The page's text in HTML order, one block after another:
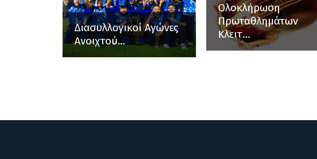
Διασυλλογικοί Αγώνες
Ανοιχτού...
Ολοκλήρωση
Πρωταθλημάτων
Κλειτ...